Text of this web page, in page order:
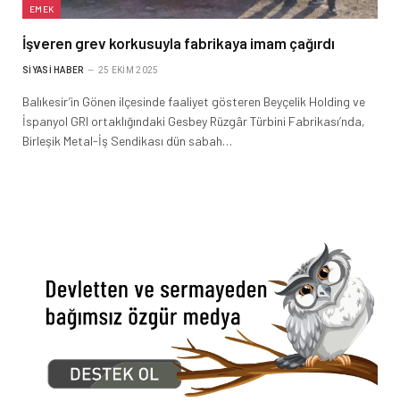
EMEK
İşveren grev korkusuyla fabrikaya imam çağırdı
SIYASI HABER 25 EKIM 2025
Balıkesir’in Gönen ilçesinde faaliyet gösteren Beyçelik Holding ve
İspanyol GRI ortaklığındaki Gesbey Rüzgâr Türbini Fabrikası’nda,
Birleşik Metal-İş Sendikası dün sabah…